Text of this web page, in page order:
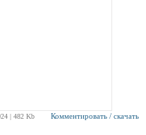
| 482 Kb Комментировать / скачать